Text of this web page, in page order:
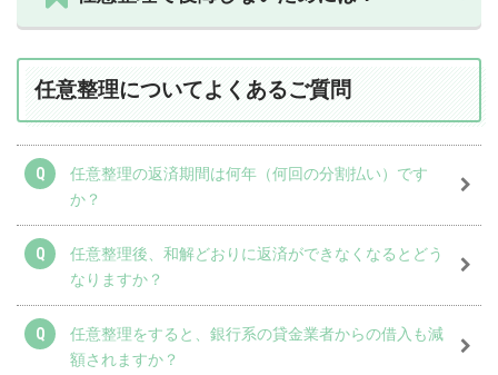
所
任意整理についてよくあるご質問
任意整理の返済期間は何年（何回の分割払い）です
か？
任意整理後、和解どおりに返済ができなくなるとどう
なりますか？
任意整理をすると、銀行系の貸金業者からの借入も減
額されますか？